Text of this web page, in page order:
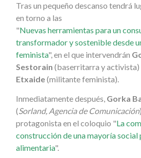
Tras un pequeño descanso tendrá
en torno a las
"Nuevas herramientas para un
transformador y sostenible desde
feminista", en el que intervendrán
Sestorain (baserritarra y activista)
Etxaide(militante feminista).
Inmediatamente después, Gorka
(Sorland, Agencia de Comunicación
protagonista en el coloquio "La
construcción de una mayoría social
alimentaria".